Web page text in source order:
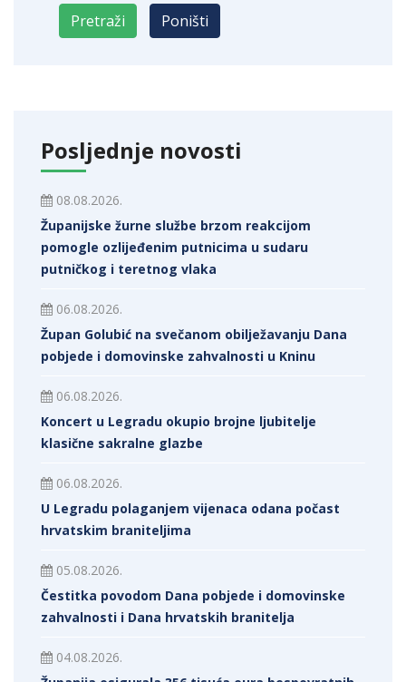
Posljednje novosti
08.08.2026.
Županijske žurne službe brzom reakcijom
pomogle ozlijeđenim putnicima u sudaru
putničkog i teretnog vlaka
06.08.2026.
Župan Golubić na svečanom obilježavanju Dana
pobjede i domovinske zahvalnosti u Kninu
06.08.2026.
Koncert u Legradu okupio brojne ljubitelje
klasične sakralne glazbe
06.08.2026.
U Legradu polaganjem vijenaca odana počast
hrvatskim braniteljima
05.08.2026.
Čestitka povodom Dana pobjede i domovinske
zahvalnosti i Dana hrvatskih branitelja
04.08.2026.